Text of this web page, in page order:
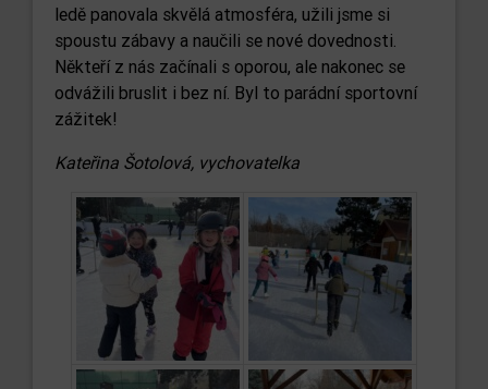
ledě panovala skvělá atmosféra, užili jsme si
spoustu zábavy a naučili se nové dovednosti.
Někteří z nás začínali s oporou, ale nakonec se
odvážili bruslit i bez ní. Byl to parádní sportovní
zážitek!
Kateřina Šotolová, vychovatelka